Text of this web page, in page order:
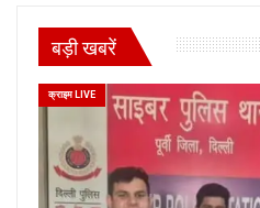
बड़ी खबरें
क्राइम LIVE